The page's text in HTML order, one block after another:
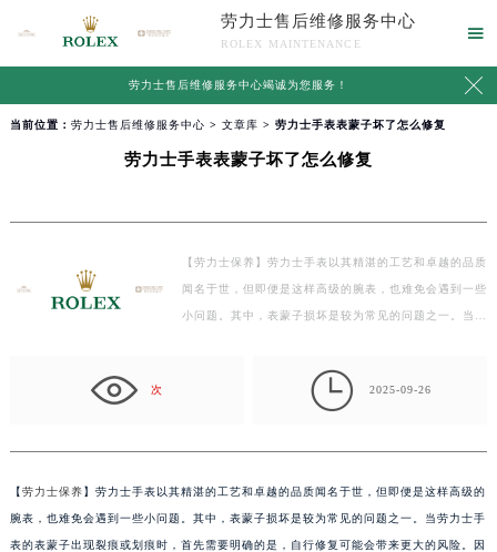
劳力士售后维修服务中心
ROLEX MAINTENANCE

劳力士售后维修服务中心竭诚为您服务！ 
当前位置： 劳力士售后维修服务中心 > 文章库 > 劳力士手表表蒙子坏了怎么修复
劳力士手表表蒙子坏了怎么修复
【劳力士保养】劳力士手表以其精湛的工艺和卓越的品质
闻名于世，但即便是这样高级的腕表，也难免会遇到一些
小问题。其中，表蒙子损坏是较为常见的问题之一。当…
次  2025-09-26
【劳力士保养】劳力士手表以其精湛的工艺和卓越的品质闻名于世，但即便是这样高级的
腕表，也难免会遇到一些小问题。其中，表蒙子损坏是较为常见的问题之一。当劳力士手
表的表蒙子出现裂痕或划痕时，首先需要明确的是，自行修复可能会带来更大的风险。因